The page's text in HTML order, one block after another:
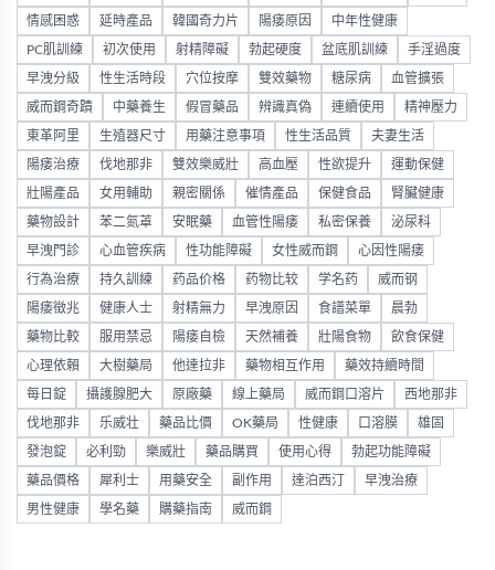
情感困惑 延時產品 韓國奇力片 陽痿原因 中年性健康
PC肌訓練 初次使用 射精障礙 勃起硬度 盆底肌訓練 手淫過度
早洩分級 性生活時段 穴位按摩 雙效藥物 糖尿病 血管擴張
威而鋼奇蹟 中藥養生 假冒藥品 辨識真偽 連續使用 精神壓力
東革阿里 生殖器尺寸 用藥注意事項 性生活品質 夫妻生活
陽痿治療 伐地那非 雙效樂威壯 高血壓 性欲提升 運動保健
壯陽產品 女用輔助 親密關係 催情產品 保健食品 腎臟健康
藥物設計 苯二氮䓬 安眠藥 血管性陽痿 私密保養 泌尿科
早洩門診 心血管疾病 性功能障礙 女性威而鋼 心因性陽痿
行為治療 持久訓練 药品价格 药物比较 学名药 威而钢
陽痿徵兆 健康人士 射精無力 早洩原因 食譜菜單 晨勃
藥物比較 服用禁忌 陽痿自檢 天然補養 壯陽食物 飲食保健
心理依賴 大樹藥局 他達拉非 藥物相互作用 藥效持續時間
每日錠 攝護腺肥大 原廠藥 線上藥局 威而鋼口溶片 西地那非
伐地那非 乐威壮 藥品比價 OK藥局 性健康 口溶膜 雄固
發泡錠 必利勁 樂威壯 藥品購買 使用心得 勃起功能障礙
藥品價格 犀利士 用藥安全 副作用 達泊西汀 早洩治療
男性健康 學名藥 購藥指南 威而鋼